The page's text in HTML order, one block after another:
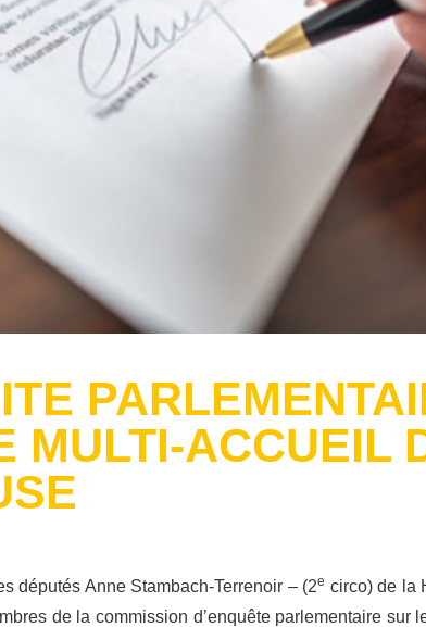
MULTI-ACCUEIL
députés Anne Stambach-Terrenoir – (2e circo) de la
de la commission d’enquête parlementaire sur